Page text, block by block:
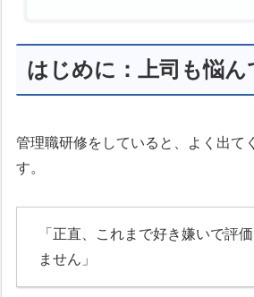
はじめに：上司も悩ん
管理職研修をしていると、よく出て
す。
「正直、これまで好き嫌いで評
ません」